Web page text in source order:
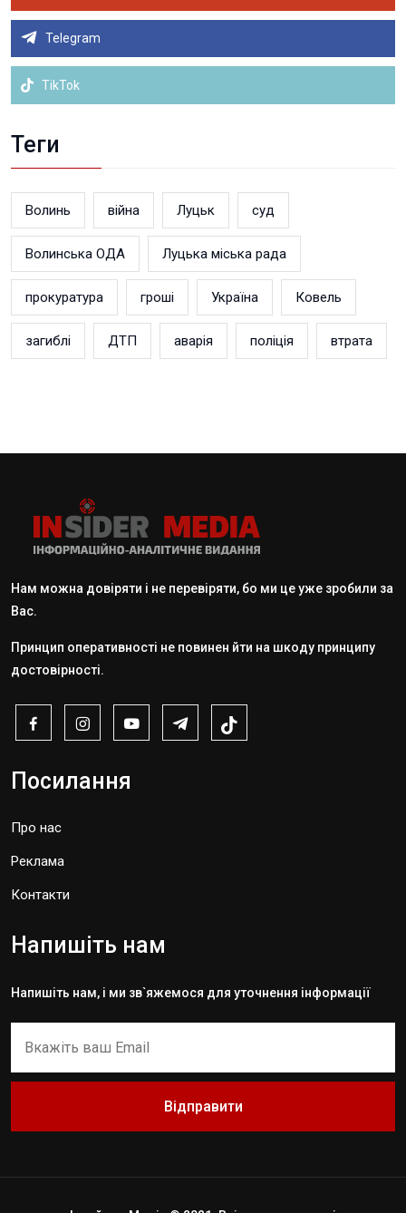
Telegram
TikTok
Теги
Волинь війна Луцьк суд
Волинська ОДА Луцька міська рада
прокуратура гроші Україна Ковель
загиблі ДТП аварія поліція втрата
Нам можна довіряти і не перевіряти, бо ми це уже зробили за
Вас.
Принцип оперативності не повинен йти на шкоду принципу
достовірності.
Посилання
Про нас
Реклама
Контакти
Напишіть нам
Напишіть нам, і ми зв`яжемося для уточнення інформації
Відправити